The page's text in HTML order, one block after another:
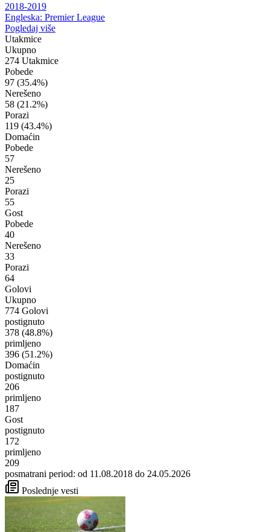
2018-2019
Engleska: Premier League
Pogledaj više
Utakmice
Ukupno
274 Utakmice
Pobede
97 (35.4%)
Nerešeno
58 (21.2%)
Porazi
119 (43.4%)
Domaćin
Pobede
57
Nerešeno
25
Porazi
55
Gost
Pobede
40
Nerešeno
33
Porazi
64
Golovi
Ukupno
774 Golovi
postignuto
378 (48.8%)
primljeno
396 (51.2%)
Domaćin
postignuto
206
primljeno
187
Gost
postignuto
172
primljeno
209
posmatrani period: od 11.08.2018 do 24.05.2026
Poslednje vesti